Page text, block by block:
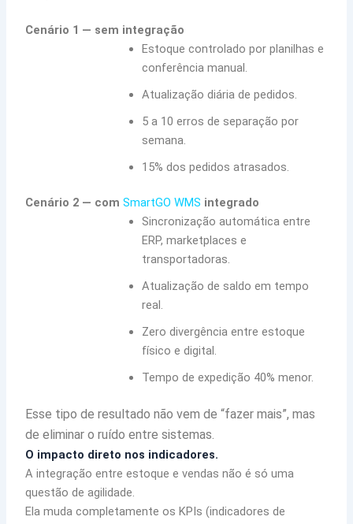
Cenário 1 — sem integração
Estoque controlado por planilhas e
conferência manual.
Atualização diária de pedidos.
5 a 10 erros de separação por
semana.
15% dos pedidos atrasados.
Cenário 2 — com SmartGO WMS integrado
Sincronização automática entre
ERP, marketplaces e
transportadoras.
Atualização de saldo em tempo
real.
Zero divergência entre estoque
físico e digital.
Tempo de expedição 40% menor.
Esse tipo de resultado não vem de “fazer mais”, mas
de eliminar o ruído entre sistemas.
O impacto direto nos indicadores.
A integração entre estoque e vendas não é só uma
questão de agilidade.
Ela muda completamente os KPIs (indicadores de